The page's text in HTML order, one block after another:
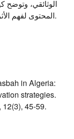
الوثائقي، وتوضح
المحتوى لفهم الأثر الثقافي والسياحي لترميم المساجد في ليبيا.
in Algeria:
strategies.
45-59.